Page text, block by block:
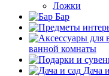
Ложки
Бар
ванной комнаты
Дача